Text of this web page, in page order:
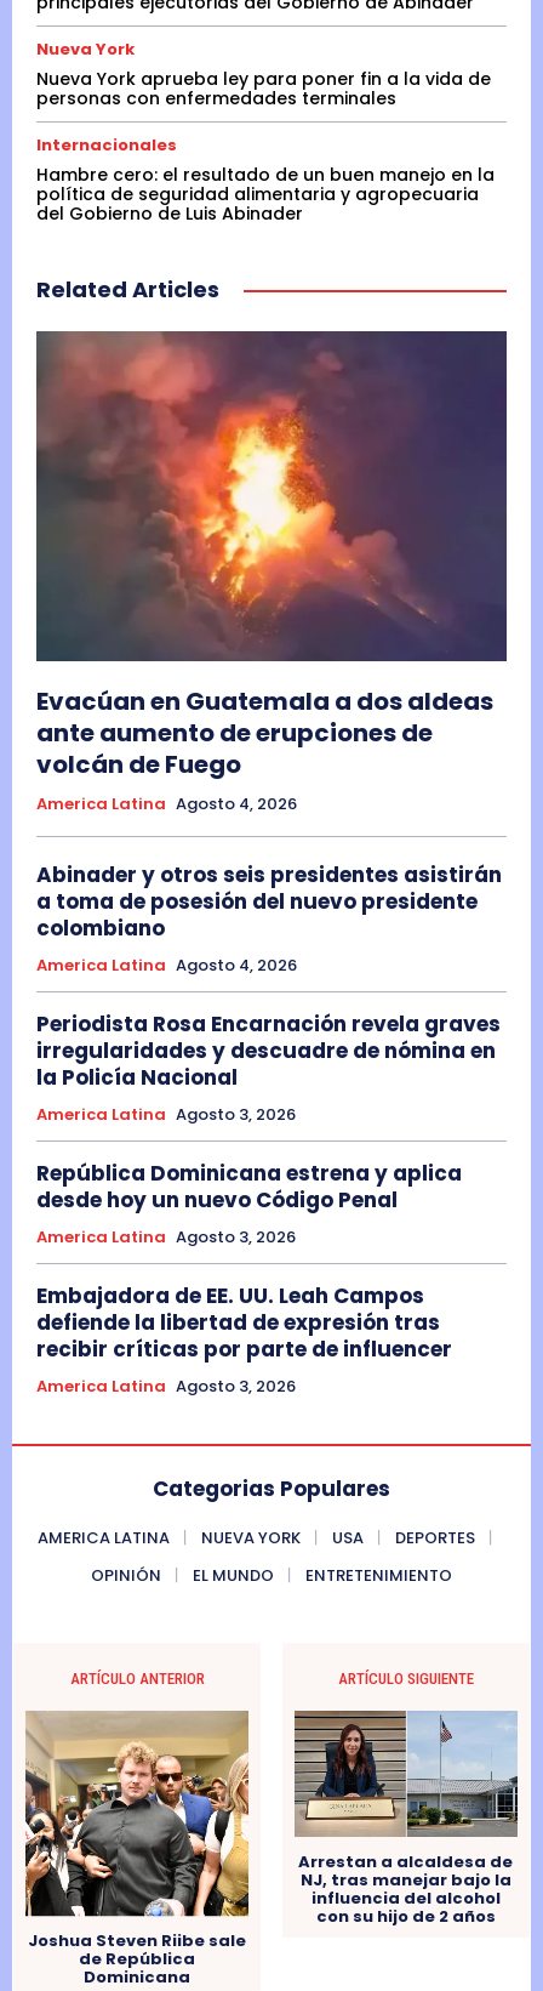
Nueva York
Nueva York aprueba ley para poner fin a la vida de
personas con enfermedades terminales
Internacionales
Hambre cero: el resultado de un buen manejo en la
política de seguridad alimentaria y agropecuaria
del Gobierno de Luis Abinader
Related Articles
Evacúan en Guatemala a dos aldeas
ante aumento de erupciones de
volcán de Fuego
America Latina Agosto 4, 2026
Abinader y otros seis presidentes asistirán
a toma de posesión del nuevo presidente
colombiano
America Latina Agosto 4, 2026
Periodista Rosa Encarnación revela graves
irregularidades y descuadre de nómina en
la Policía Nacional
America Latina Agosto 3, 2026
República Dominicana estrena y aplica
desde hoy un nuevo Código Penal
America Latina Agosto 3, 2026
Embajadora de EE. UU. Leah Campos
defiende la libertad de expresión tras
recibir críticas por parte de influencer
America Latina Agosto 3, 2026
Categorias Populares
AMERICA LATINA NUEVA YORK USA
DEPORTES
OPINIÓN
EL MUNDO ENTRETENIMIENTO
ARTÍCULO ANTERIOR
Joshua Steven Riibe sale
de República
Dominicana
ARTÍCULO SIGUIENTE
Arrestan a alcaldesa de
NJ, tras manejar bajo la
influencia del alcohol
con su hijo de 2 años